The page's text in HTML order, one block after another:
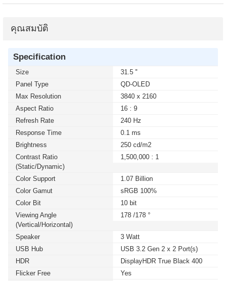
คุณสมบัติ
Specification
Size
31.5 ''
Panel Type
QD-OLED
Max Resolution
3840 x 2160
Aspect Ratio
16 : 9
Refresh Rate
240 Hz
Response Time
0.1 ms
Brightness
250 cd/m2
Contrast Ratio
(static/dynamic)
1,500,000 : 1
Color Support
1.07 Billion
Color Gamut
sRGB 100%
Color Bit
10 bit
Viewing Angle
(Vertical/Horizontal)
178 /178 °
Speaker
3 Watt
USB Hub
USB 3.2 Gen 2 x 2 Port(s)
HDR
DisplayHDR True Black 400
Flicker Free
Yes